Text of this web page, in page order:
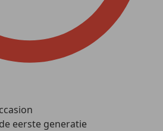
eerste generatie